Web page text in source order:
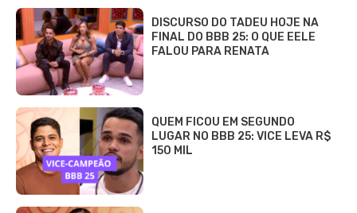
DISCURSO DO TADEU HOJE NA
FINAL DO BBB 25: O QUE EELE
FALOU PARA RENATA
QUEM FICOU EM SEGUNDO
LUGAR NO BBB 25: VICE LEVA R$
150 MIL